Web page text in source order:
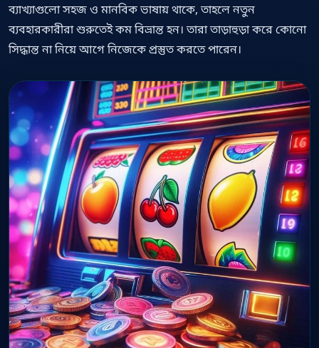
ব্যাখ্যাগুলো সহজ ও মানবিক ভাষায় থাকে, তাহলে নতুন
ব্যবহারকারীরা শুরুতেই কম বিভ্রান্ত হন। তারা তাড়াহুড়া করে কোনো
সিদ্ধান্ত না নিয়ে আগে নিজেকে প্রস্তুত করতে পারেন।